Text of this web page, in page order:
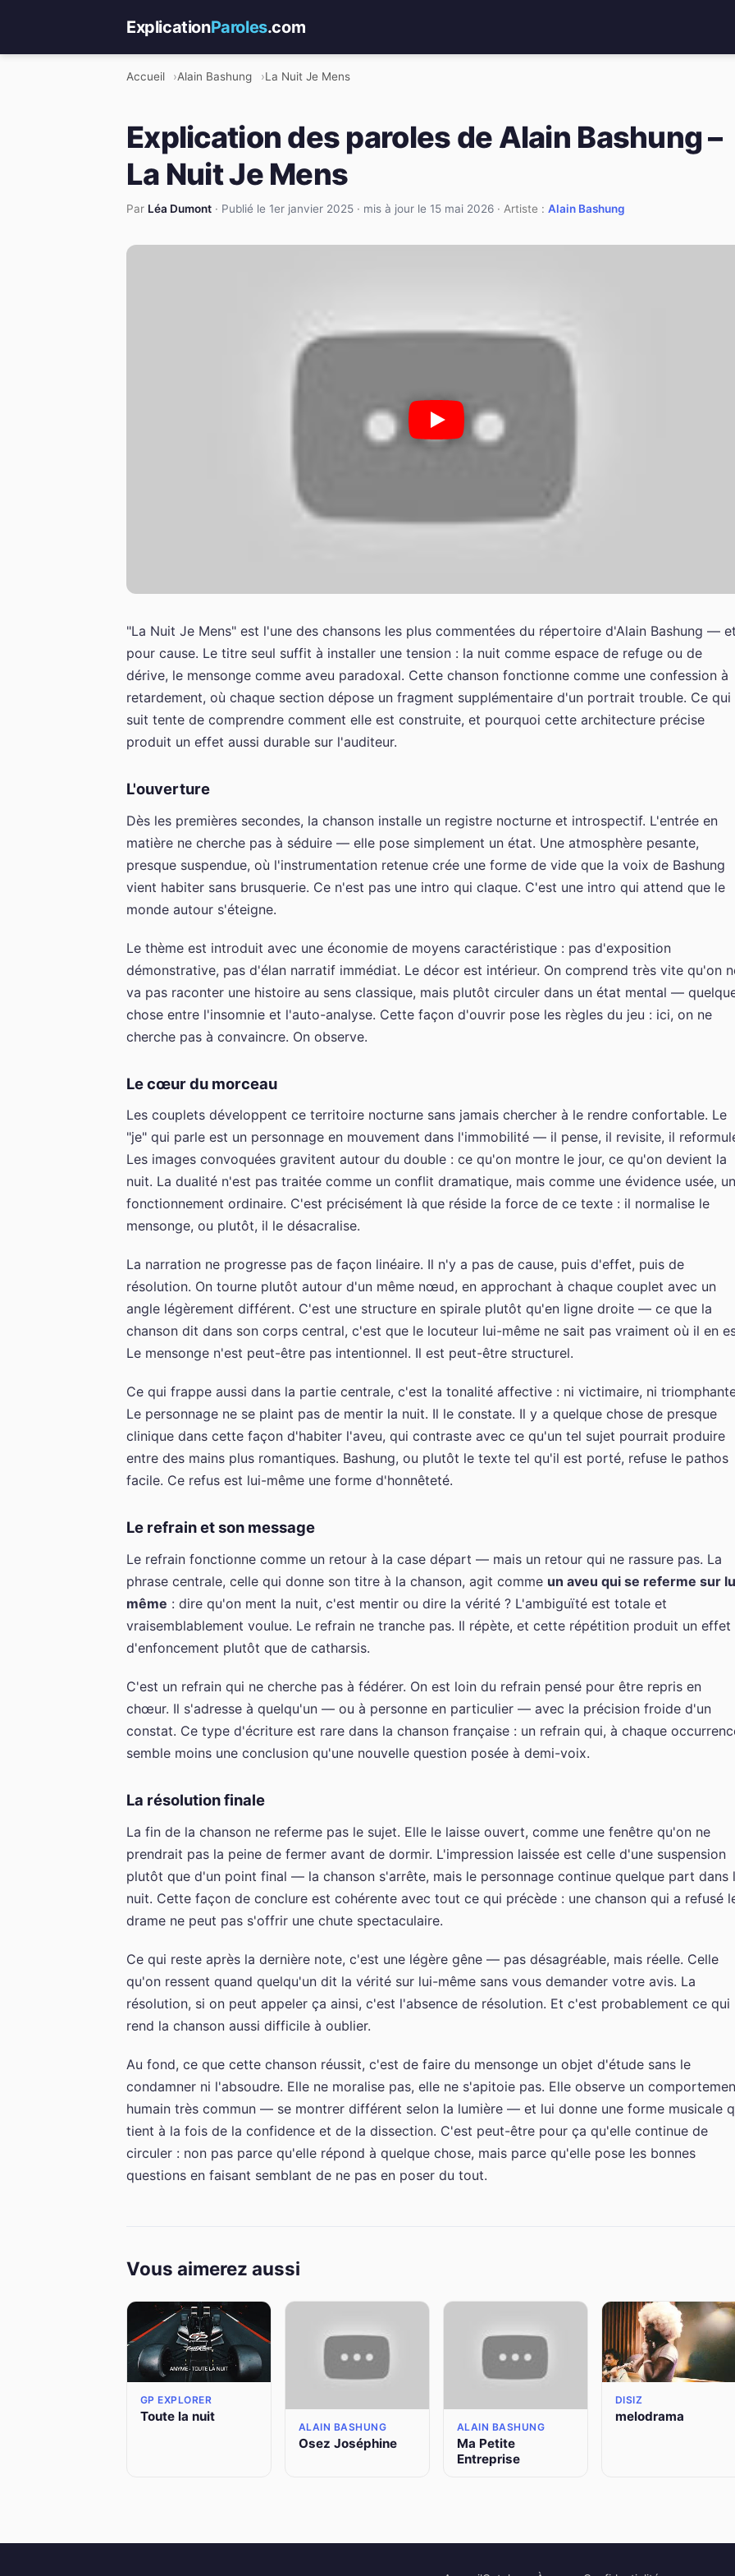
ExplicationParoles.com
Accueil Alain Bashung La Nuit Je Mens
Explication des paroles de Alain Bashung –
La Nuit Je Mens
Par Léa Dumont · Publié le 1er janvier 2025 · mis à jour le 15 mai 2026 · Artiste : Alain Bashung
"La Nuit Je Mens" est l'une des chansons les plus commentées du répertoire d'Alain Bashung —
pour cause. Le titre seul suffit à installer une tension : la nuit comme espace de refuge ou de
dérive, le mensonge comme aveu paradoxal. Cette chanson fonctionne comme une confession à
retardement, où chaque section dépose un fragment supplémentaire d'un portrait trouble. Ce qui
suit tente de comprendre comment elle est construite, et pourquoi cette architecture précise
produit un effet aussi durable sur l'auditeur.
L'ouverture
Dès les premières secondes, la chanson installe un registre nocturne et introspectif. L'entrée en
matière ne cherche pas à séduire — elle pose simplement un état. Une atmosphère pesante,
presque suspendue, où l'instrumentation retenue crée une forme de vide que la voix de Bashung
vient habiter sans brusquerie. Ce n'est pas une intro qui claque. C'est une intro qui attend que le
monde autour s'éteigne.
Le thème est introduit avec une économie de moyens caractéristique : pas d'exposition
démonstrative, pas d'élan narratif immédiat. Le décor est intérieur. On comprend très vite qu'on
va pas raconter une histoire au sens classique, mais plutôt circuler dans un état mental —
chose entre l'insomnie et l'auto-analyse. Cette façon d'ouvrir pose les règles du jeu : ici, on ne
cherche pas à convaincre. On observe.
Le cœur du morceau
Les couplets développent ce territoire nocturne sans jamais chercher à le rendre confortable. Le
"je" qui parle est un personnage en mouvement dans l'immobilité — il pense, il revisite, il
Les images convoquées gravitent autour du double : ce qu'on montre le jour, ce qu'on devient la
nuit. La dualité n'est pas traitée comme un conflit dramatique, mais comme une évidence usée, un
fonctionnement ordinaire. C'est précisément là que réside la force de ce texte : il normalise le
mensonge, ou plutôt, il le désacralise.
La narration ne progresse pas de façon linéaire. Il n'y a pas de cause, puis d'effet, puis de
résolution. On tourne plutôt autour d'un même nœud, en approchant à chaque couplet avec un
angle légèrement différent. C'est une structure en spirale plutôt qu'en ligne droite — ce que la
chanson dit dans son corps central, c'est que le locuteur lui-même ne sait pas vraiment où il en
Le mensonge n'est peut-être pas intentionnel. Il est peut-être structurel.
Ce qui frappe aussi dans la partie centrale, c'est la tonalité affective : ni victimaire, ni
Le personnage ne se plaint pas de mentir la nuit. Il le constate. Il y a quelque chose de presque
clinique dans cette façon d'habiter l'aveu, qui contraste avec ce qu'un tel sujet pourrait produire
entre des mains plus romantiques. Bashung, ou plutôt le texte tel qu'il est porté, refuse le pathos
facile. Ce refus est lui-même une forme d'honnêteté.
Le refrain et son message
Le refrain fonctionne comme un retour à la case départ — mais un retour qui ne rassure pas. La
phrase centrale, celle qui donne son titre à la chanson, agit comme un aveu qui se referme sur
même : dire qu'on ment la nuit, c'est mentir ou dire la vérité ? L'ambiguïté est totale et
vraisemblablement voulue. Le refrain ne tranche pas. Il répète, et cette répétition produit un effet
d'enfoncement plutôt que de catharsis.
C'est un refrain qui ne cherche pas à fédérer. On est loin du refrain pensé pour être repris en
chœur. Il s'adresse à quelqu'un — ou à personne en particulier — avec la précision froide d'un
constat. Ce type d'écriture est rare dans la chanson française : un refrain qui, à chaque
semble moins une conclusion qu'une nouvelle question posée à demi-voix.
La résolution finale
La fin de la chanson ne referme pas le sujet. Elle le laisse ouvert, comme une fenêtre qu'on ne
prendrait pas la peine de fermer avant de dormir. L'impression laissée est celle d'une suspension
plutôt que d'un point final — la chanson s'arrête, mais le personnage continue quelque part dans
nuit. Cette façon de conclure est cohérente avec tout ce qui précède : une chanson qui a refusé
drame ne peut pas s'offrir une chute spectaculaire.
Ce qui reste après la dernière note, c'est une légère gêne — pas désagréable, mais réelle. Celle
qu'on ressent quand quelqu'un dit la vérité sur lui-même sans vous demander votre avis. La
résolution, si on peut appeler ça ainsi, c'est l'absence de résolution. Et c'est probablement ce qui
rend la chanson aussi difficile à oublier.
Au fond, ce que cette chanson réussit, c'est de faire du mensonge un objet d'étude sans le
condamner ni l'absoudre. Elle ne moralise pas, elle ne s'apitoie pas. Elle observe un
humain très commun — se montrer différent selon la lumière — et lui donne une forme musicale
tient à la fois de la confidence et de la dissection. C'est peut-être pour ça qu'elle continue de
circuler : non pas parce qu'elle répond à quelque chose, mais parce qu'elle pose les bonnes
questions en faisant semblant de ne pas en poser du tout.
Vous aimerez aussi
GP EXPLORER
Toute la nuit
ALAIN BASHUNG
Osez Joséphine
ALAIN BASHUNG
Ma Petite
Entreprise
DISIZ
melodrama